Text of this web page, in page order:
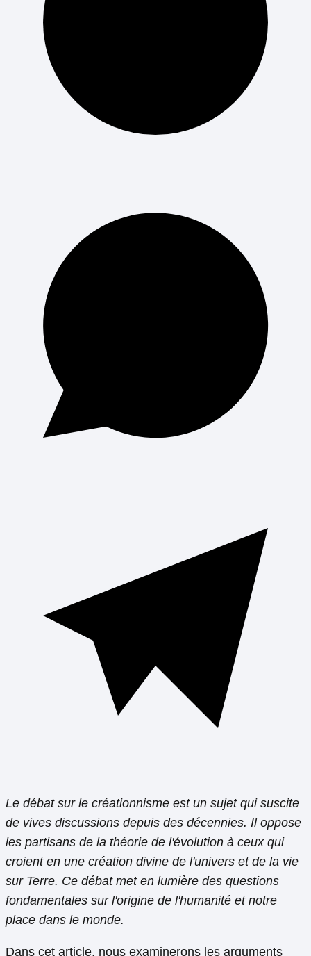
Le débat sur le créationnisme est un sujet qui suscite
de vives discussions depuis des décennies. Il oppose
les partisans de la théorie de l'évolution à ceux qui
croient en une création divine de l'univers et de la vie
sur Terre. Ce débat met en lumière des questions
fondamentales sur l'origine de l'humanité et notre
place dans le monde.
Dans cet article, nous examinerons les arguments